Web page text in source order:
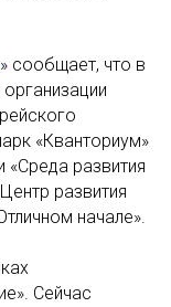
» сообщает, что в
«Кванториум»
«Среда развития
развития
начале».
Сейчас